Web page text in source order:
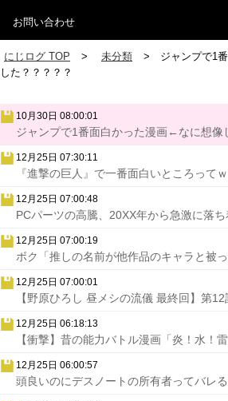
お問い合わせ
にじログ TOP 未分類
ジャンプで1
した？？？？？
10月30日 08:00:01
ジャンプで1番面白かった漫画←なに想像
12月25日 07:30:11
『進撃の巨人』で一番面白いところってｗ
12月25日 07:00:48
PCパーツの高騰、20XX年から急激に落ち
12月25日 07:00:19
ボク「推しの名前が他作品のキャラと被
12月25日 07:00:01
【野原ひろし 昼メシの流儀 最終回】第12
12月25日 06:18:13
【衝撃】昔の能力バトル漫画「炎！水！
12月25日 06:00:57
頭良いのにデスノートの所有者ってバレる